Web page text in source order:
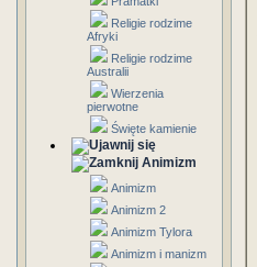
Religie rodzime
Afryki
Religie rodzime
Australii
Wierzenia
pierwotne
Święte kamienie
Animizm
Animizm
Animizm 2
Animizm Tylora
Animizm i manizm